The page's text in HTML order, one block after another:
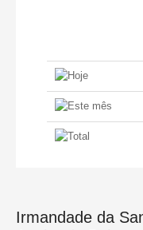
Formação
Pré-inscrições
Irmandade da